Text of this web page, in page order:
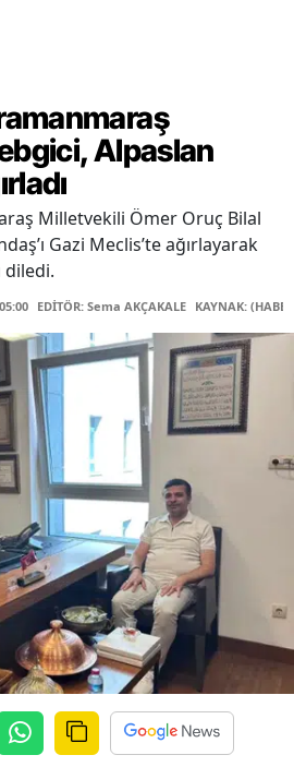
Alpaslan
Milletvekili Ömer Oruç Bilal
Gazi Meclis’te ağırlayarak
diledi.
EDİTÖR: Sema AKÇAKALE KAYNAK: